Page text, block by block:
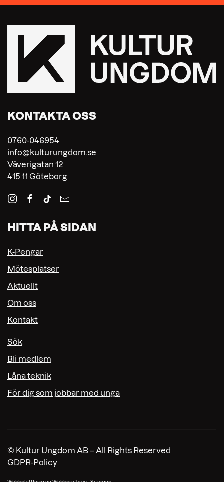
KONTAKTA OSS
0760-046954
info@kulturungdom.se
Väverigatan 12
415 11 Göteborg
HITTA PÅ SIDAN
K-Pengar
Mötesplatser
Aktuellt
Om oss
Kontakt
Sök
Bli medlem
Låna teknik
För dig som jobbar med unga
© Kultur Ungdom AB – All Rights Reserved
GDPR-Policy